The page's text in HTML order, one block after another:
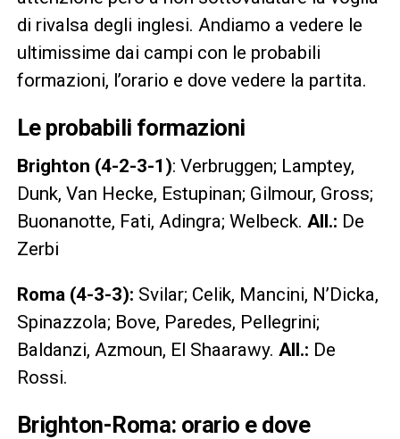
di rivalsa degli inglesi. Andiamo a vedere le
ultimissime dai campi con le probabili
formazioni, l’orario e dove vedere la partita.
Le probabili formazioni
Brighton (4-2-3-1): Verbruggen; Lamptey,
Dunk, Van Hecke, Estupinan; Gilmour, Gross;
Buonanotte, Fati, Adingra; Welbeck. All.: De
Zerbi
Roma (4-3-3): Svilar; Celik, Mancini, N’Dicka,
Spinazzola; Bove, Paredes, Pellegrini;
Baldanzi, Azmoun, El Shaarawy. All.: De
Rossi.
Brighton-Roma: orario e dove